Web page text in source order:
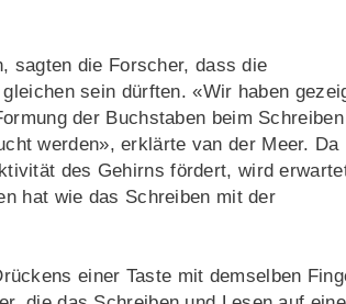
sagten die Forscher, dass die
sein dürften. «Wir haben
der Buchstaben beim Schreiben
werden», erklärte van der Meer. Da
des Gehirns fördert, wird
hat wie das Schreiben mit der
einer Taste mit demselben